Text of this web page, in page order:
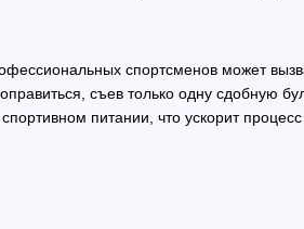
спортсменов может
съев только одну сдобную
питании, что ускорит